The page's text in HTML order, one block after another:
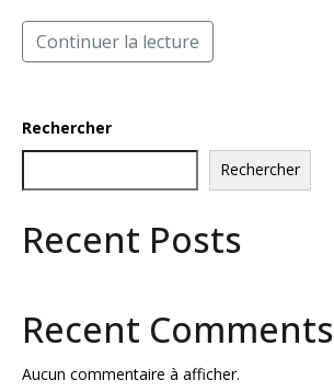
Continuer la lecture
Rechercher
Rechercher
Recent Posts
Recent Comments
Aucun commentaire à afficher.